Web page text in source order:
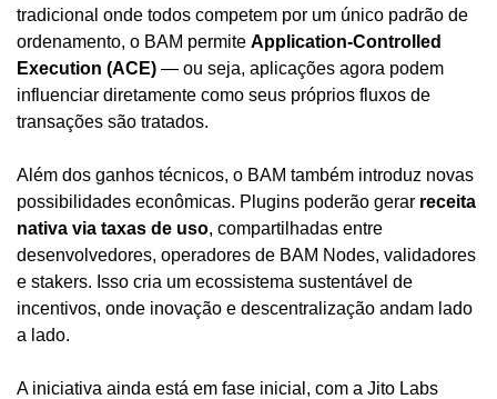
tradicional onde todos competem por um único padrão de
ordenamento, o BAM permite Application-Controlled
Execution (ACE) — ou seja, aplicações agora podem
influenciar diretamente como seus próprios fluxos de
transações são tratados.
Além dos ganhos técnicos, o BAM também introduz novas
possibilidades econômicas. Plugins poderão gerar receita
nativa via taxas de uso, compartilhadas entre
desenvolvedores, operadores de BAM Nodes, validadores
e stakers. Isso cria um ecossistema sustentável de
incentivos, onde inovação e descentralização andam lado
a lado.
A iniciativa ainda está em fase inicial, com a Jito Labs